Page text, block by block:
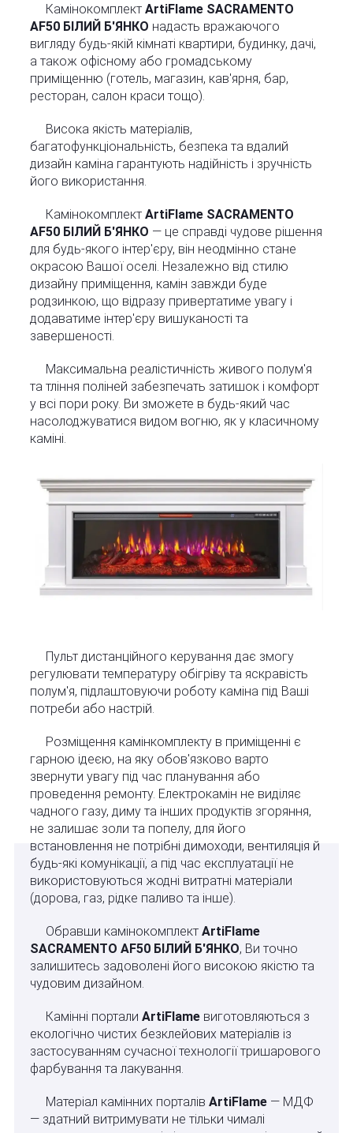
Камінокомплект ArtiFlame SACRAMENTO
AF50 БІЛИЙ Б'ЯНКО надасть вражаючого
вигляду будь-якій кімнаті квартири, будинку, дачі,
а також офісному або громадському
приміщенню (готель, магазин, кав'ярня, бар,
ресторан, салон краси тощо).
Висока якість матеріалів,
багатофункціональність, безпека та вдалий
дизайн каміна гарантують надійність і зручність
його використання.
Камінокомплект ArtiFlame SACRAMENTO
AF50 БІЛИЙ Б'ЯНКО — це справді чудове рішення
для будь-якого інтер'єру, він неодмінно стане
окрасою Вашої оселі. Незалежно від стилю
дизайну приміщення, камін завжди буде
родзинкою, що відразу привертатиме увагу і
додаватиме інтер'єру вишуканості та
завершеності.
Максимальна реалістичність живого полум'я
та тління поліней забезпечать затишок і комфорт
у всі пори року. Ви зможете в будь-який час
насолоджуватися видом вогню, як у класичному
каміні.
Пульт дистанційного керування дає змогу
регулювати температуру обігріву та яскравість
полум'я, підлаштовуючи роботу каміна під Ваші
потреби або настрій.
Розміщення камінкомплекту в приміщенні є
гарною ідеєю, на яку обов'язково варто
звернути увагу під час планування або
проведення ремонту. Електрокамін не виділяє
чадного газу, диму та інших продуктів згоряння,
не залишає золи та попелу, для його
встановлення не потрібні димоходи, вентиляція й
будь-які комунікації, а під час експлуатації не
використовуються жодні витратні матеріали
(дорова, газ, рідке паливо та інше).
Матеріал камінних порталів ArtiFlame — МДФ
— здатний витримувати не тільки чималі
Камінні портали ArtiFlame виготовляються з
екологічно чистих безклейових матеріалів із
застосуванням сучасної технології тришарового
фарбування та лакування.
Обравши камінокомплект ArtiFlame
SACRAMENTO AF50 БІЛИЙ Б'ЯНКО, Ви точно
залишитесь задоволені його високою якістю та
чудовим дизайном.